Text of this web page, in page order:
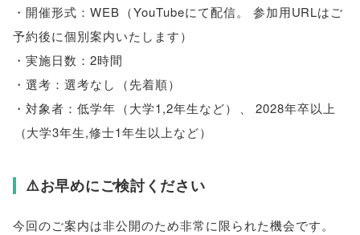
・開催形式：WEB （YouTubeにて配信。
参加用URLはご
予約後に個別案内いたします）
・実施日数：2時間
・選考：選考なし
（先着順）
・対象者：低学年 （大学1,2年生など） 、
2028年卒以上
（大学3年生,修士1年生以上など）
⚠️お早めにご検討ください
今回のご案内は非公開のため非常に限られた機会です。